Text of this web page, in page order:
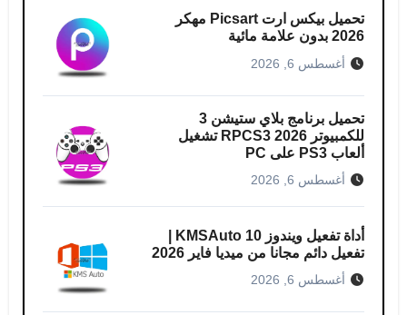
تحميل بيكس ارت Picsart مهكر
2026 بدون علامة مائية
أغسطس 6, 2026
تحميل برنامج بلاي ستيشن 3
للكمبيوتر RPCS3 2026 تشغيل
ألعاب PS3 على PC
أغسطس 6, 2026
تفعيل دائم مجانا من ميديا فاير 2026
أغسطس 6, 2026